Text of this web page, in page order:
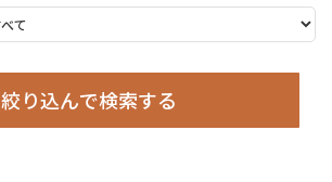
絞り込んで検索する